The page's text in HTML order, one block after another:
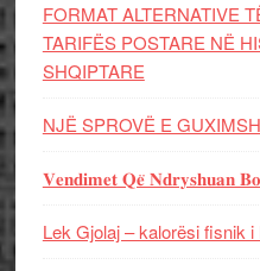
FORMAT ALTERNATIVE
TARIFËS POSTARE NË
SHQIPTARE
NJË SPROVË E
𝐕𝐞𝐧𝐝𝐢𝐦𝐞𝐭 𝐐𝐞̈ 𝐍𝐝𝐫𝐲𝐬𝐡𝐮𝐚𝐧
Lek Gjolaj – kalorësi fisnik